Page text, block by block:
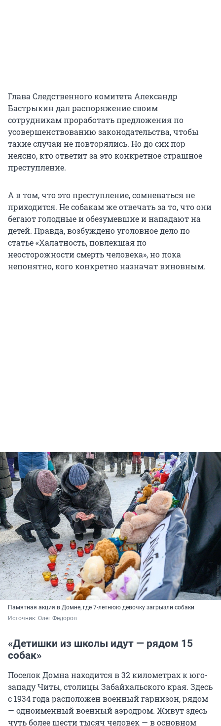
Глава Следственного комитета Александр
Бастрыкин дал распоряжение своим
сотрудникам проработать предложения по
усовершенствованию законодательства, чтобы
такие случаи не повторялись. Но до сих пор
неясно, кто ответит за это конкретное страшное
преступление.
А в том, что это преступление, сомневаться не
приходится. Не собакам же отвечать за то, что они
бегают голодные и обезумевшие и нападают на
детей. Правда, возбуждено уголовное дело по
статье «Халатность, повлекшая по
неосторожности смерть человека», но пока
непонятно, кого конкретно назначат виновным.
Памятная акция в Домне, где 7-летнюю девочку загрызли собаки
Источник: Олег Фёдоров
«Детишки из школы идут — рядом 15
собак»
Поселок Домна находится в 32 километрах к юго-
западу Читы, столицы Забайкальского края. Здесь
с 1934 года расположен военный гарнизон, рядом
— одноименный военный аэродром. Живут здесь
чуть более шести тысяч человек — в основном